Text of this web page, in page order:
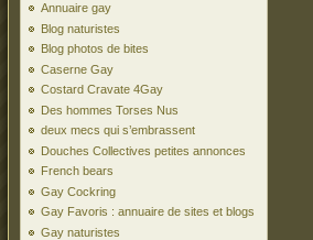
Annuaire gay
Blog naturistes
Blog photos de bites
Caserne Gay
Costard Cravate 4Gay
Des hommes Torses Nus
deux mecs qui s’embrassent
Douches Collectives petites annonces
French bears
Gay Cockring
Gay Favoris : annuaire de sites et blogs
Gay naturistes